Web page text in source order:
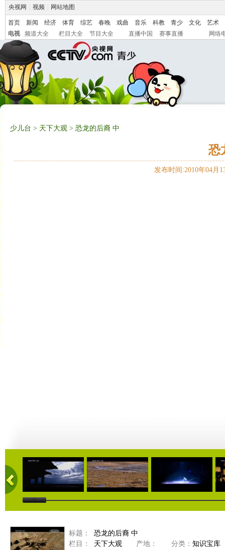
央视网 视频 网站地图
首页 新闻 经济 体育 综艺 春晚 戏曲 音乐 科教 青少 文化
艺术
电视
频道大全 栏目大全 节目大全 直播中国 赛事直播 网络
少儿台 > 天下大观 > 恐龙的后裔 中
恐
发布时间:2010年04月
07:58 07:58 00:30
标题：
恐龙的后裔 中
栏目：
天下大观 产地： 分类： 知识宝库